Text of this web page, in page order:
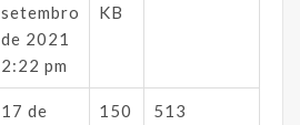
setembro
de 2021
2:22 pm
KB
17 de
150
513